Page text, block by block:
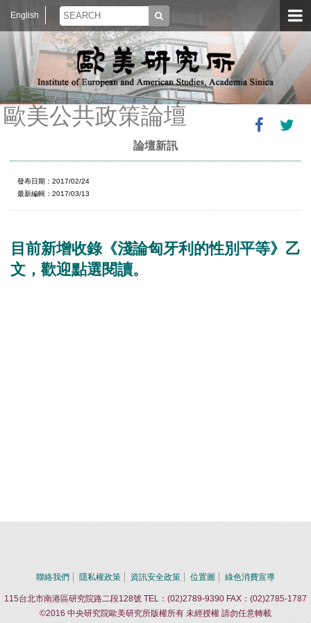
English
歐美公共政策論壇
論壇新訊
發布日期：2017/02/24
最新編輯：2017/03/13
目前新增收錄《淺論匈牙利的性別平等》乙
文，歡迎點選閱讀。
聯絡我們 隱私權政策 資訊安全政策 位置圖 綠色消費宣導
115台北市南港區研究院路二段128號 TEL：(02)2789-9390 FAX：(02)2785-1787
©2016 中央研究院歐美研究所版權所有 未經授權 請勿任意轉載